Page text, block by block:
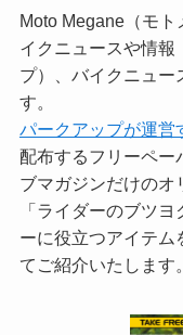
Moto Megane（モ
イクニュースや情報
プ）、バイクニュー
す。
パークアップが運営
配布するフリーペー
ブマガジンだけのオ
「ライダーのブツ
ーに役立つアイテム
てご紹介いたします。